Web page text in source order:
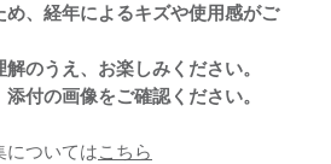
め、経年によるキズや使用感がご
のうえ、お楽しみください。
付の画像をご確認ください。
についてはこちら